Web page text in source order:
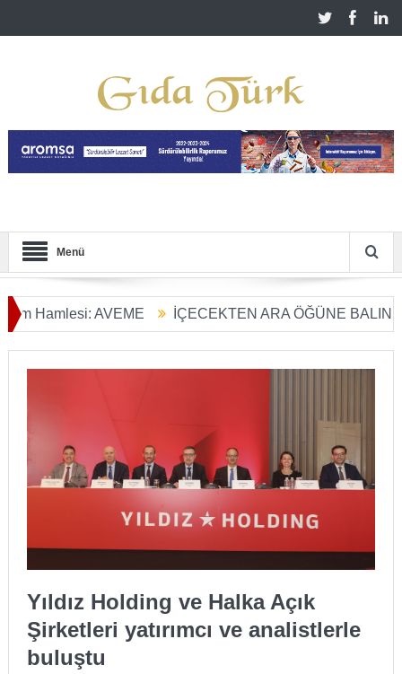
Menü
AVEME İÇECEKTEN ARA ÖĞÜNE BALIN
Dönüşümü Başladı
Yıldız Holding ve Halka Açık
Şirketleri yatırımcı ve analistlerle
buluştu